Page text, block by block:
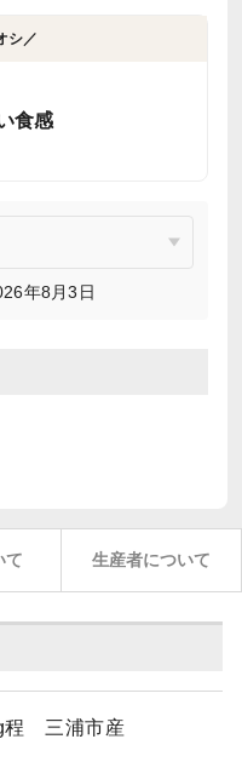
シ／
食感
年8月3日
て 生産者について
程 三浦市産